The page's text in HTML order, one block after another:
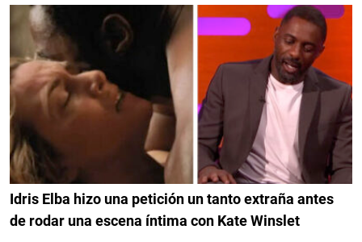
Idris Elba hizo una petición un tanto extraña antes
de rodar una escena íntima con Kate Winslet